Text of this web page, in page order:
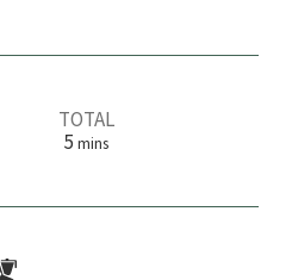
TOTAL
5m
u
mins